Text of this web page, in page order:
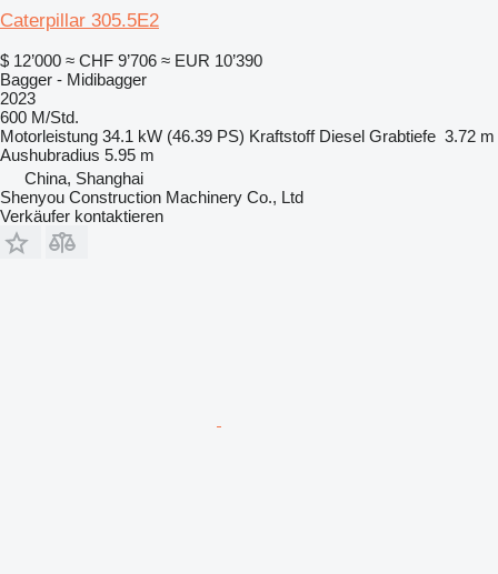
Caterpillar 305.5E2
$ 12’000 ≈ CHF 9’706 ≈ EUR 10’390
Bagger - Midibagger
2023
600 M/Std.
Motorleistung 34.1 kW (46.39 PS) Kraftstoff Diesel Grabtiefe 3.72 m
Aushubradius 5.95 m
China, Shanghai
Shenyou Construction Machinery Co., Ltd
Verkäufer kontaktieren